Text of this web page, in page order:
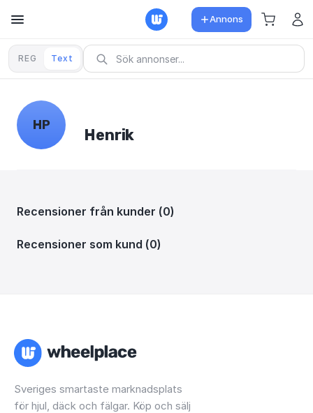
Annons
REG Text
HP
Henrik
Recensioner från kunder (0)
Recensioner som kund (0)
Sveriges smartaste marknadsplats
för hjul, däck och fälgar. Köp och sälj